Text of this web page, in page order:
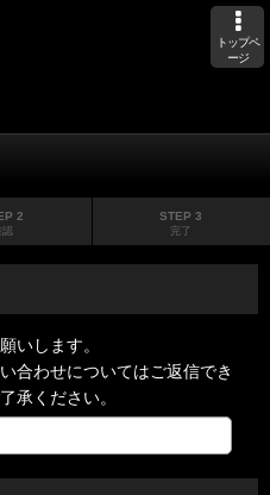
トップペ
ージ
2
認
STEP 3
完了
いします。
合わせについてはご返信でき
承ください。